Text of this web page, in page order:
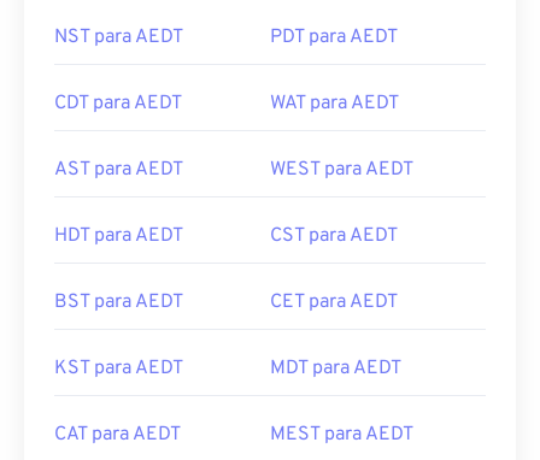
NST para AEDT PDT para AEDT
CDT para AEDT WAT para AEDT
AST para AEDT WEST para AEDT
HDT para AEDT CST para AEDT
BST para AEDT CET para AEDT
KST para AEDT MDT para AEDT
CAT para AEDT MEST para AEDT